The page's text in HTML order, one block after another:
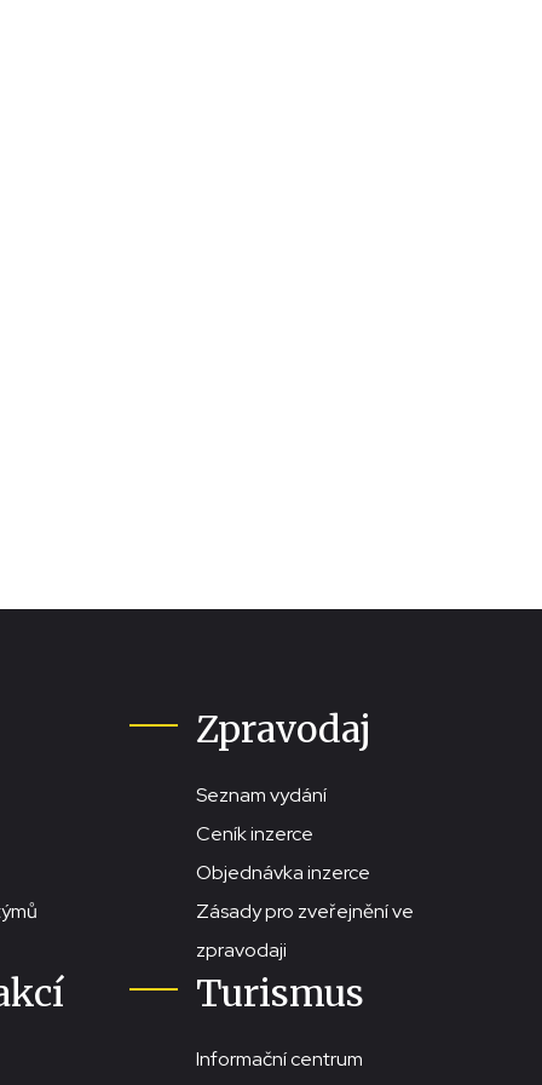
Zpravodaj
Seznam vydání
Ceník inzerce
Objednávka inzerce
Zásady pro zveřejnění ve
zpravodaji
Turismus
Informační centrum